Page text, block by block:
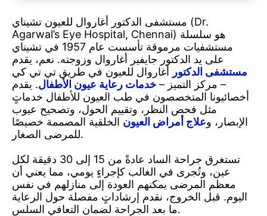
مستشفى الدكتور أغاروال للعيون تشيناي (Dr.
Agarwal’s Eye Hospital, Chennai) هو سلسلة
مستشفيات مرموقة تأسست عام 1957 في تشيناي
على يد الدكتور جايفير أغاروال وزوجته. نعم، يقدم
مستشفى الدكتور أغاروال للعيون في طريق تي تي كي
– مركز التميز – خدمات رعاية عيون الأطفال. يقدم
أخصائيونا المتخصصون في طب العيون للأطفال خدماتٍ
مثل فحص النظر، وتقييم الحول، وتصحيح عيوب
الإبصار، وعلاج أمراض العيون الخلقية المصممة خصيصًا
للمرضى الصغار.
تستغرق جراحة الساد عادةً من 15 إلى 30 دقيقة لكل
عين، وتُجرى في الغالب كإجراءٍ يومي، مما يعني أن
معظم المرضى يمكنهم العودة إلى منازلهم في نفس
اليوم. قبل الخروج، نقدم إرشاداتٍ مفصلة حول الرعاية
ما بعد الجراحة لضمان التعافي السلس.